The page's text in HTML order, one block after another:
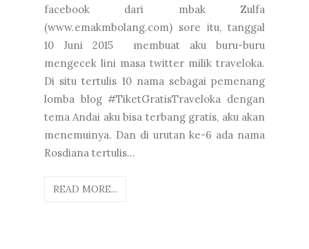
facebook dari mbak Zulfa
(www.emakmbolang.com) sore itu, tanggal
10 Juni 2015 membuat aku buru-buru
mengecek lini masa twitter milik traveloka.
Di situ tertulis 10 nama sebagai pemenang
lomba blog #TiketGratisTraveloka dengan
tema Andai aku bisa terbang gratis, aku akan
menemuinya. Dan di urutan ke-6 ada nama
Rosdiana tertulis...
READ MORE...